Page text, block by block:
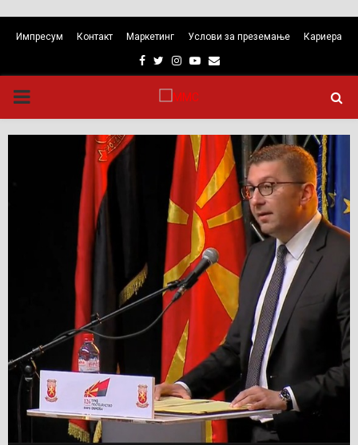
Импресум Контакт Маркетинг Услови за преземање Кариера
Facebook
TwitterInstagram
Youtube
Email
PRIMARY
MENU